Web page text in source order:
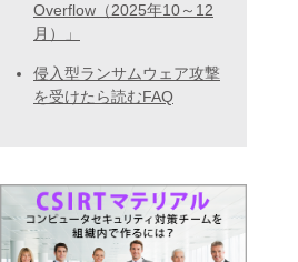
Overflow（2025年10～12
月）」
侵入型ランサムウェア攻撃
を受けたら読むFAQ